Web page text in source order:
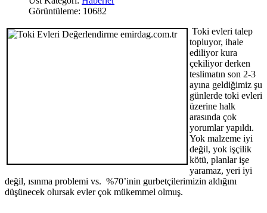
Görüntüleme: 10682
Toki evleri talep
topluyor, ihale
ediliyor kura
çekiliyor derken
teslimatın son 2-3
ayına geldiğimiz şu
günlerde toki evleri
üzerine halk
arasında çok
yorumlar yapıldı.
Yok malzeme iyi
değil, yok işçilik
kötü, planlar işe
yaramaz, yeri iyi
değil, ısınma problemi vs. %70’inin gurbetçilerimizin aldığını
düşünecek olursak evler çok mükemmel olmuş.